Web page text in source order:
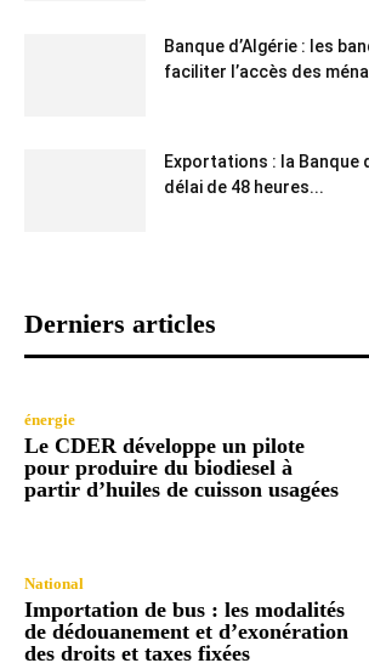
Banque d’Algérie : les
faciliter l’accès des
Exportations : la Banque
délai de 48 heures...
Derniers articles
énergie
Le CDER développe un pilote
pour produire du biodiesel à
partir d’huiles de cuisson usagées
National
Importation de bus : les modalités
de dédouanement et d’exonération
des droits et taxes fixées